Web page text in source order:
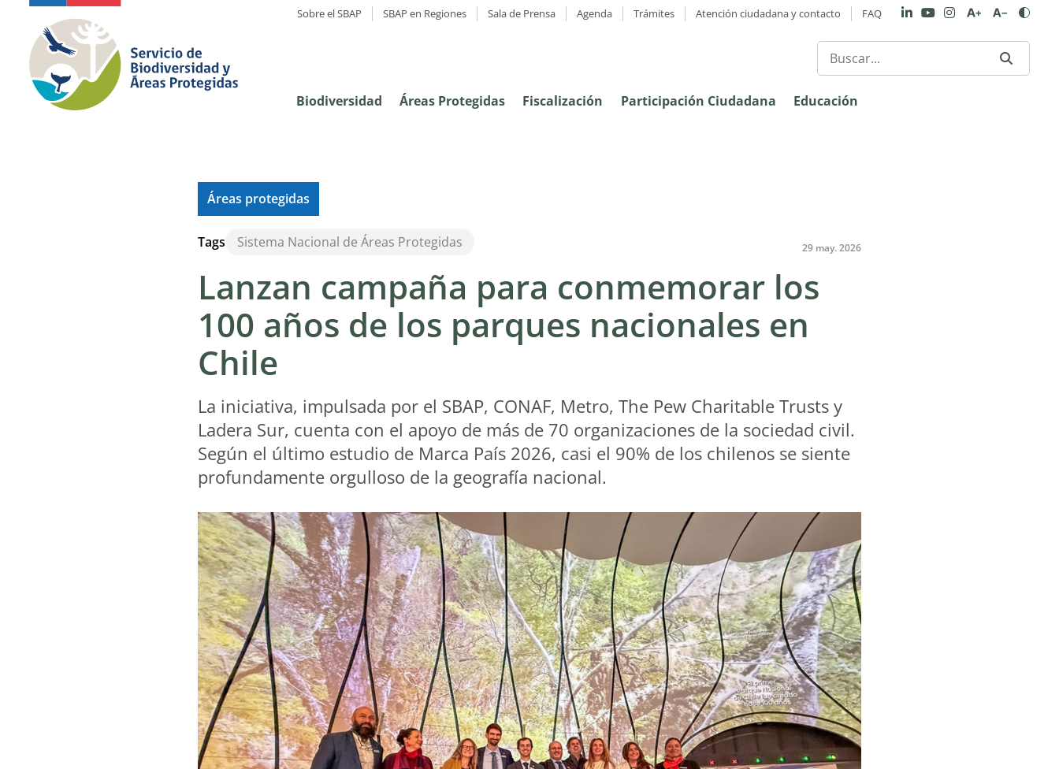
Sobre el SBAP SBAP en Regiones Sala de Prensa Agenda Trámites Atención ciudadana y contacto FAQ
Biodiversidad Áreas Protegidas Fiscalización Participación Ciudadana Educación
Áreas protegidas
Tags Sistema Nacional de Áreas Protegidas 29 may. 2026
Lanzan campaña para conmemorar los
100 años de los parques nacionales en
Chile
La iniciativa, impulsada por el SBAP, CONAF, Metro, The Pew Charitable Trusts y
Ladera Sur, cuenta con el apoyo de más de 70 organizaciones de la sociedad civil.
Según el último estudio de Marca País 2026, casi el 90% de los chilenos se siente
profundamente orgulloso de la geografía nacional.